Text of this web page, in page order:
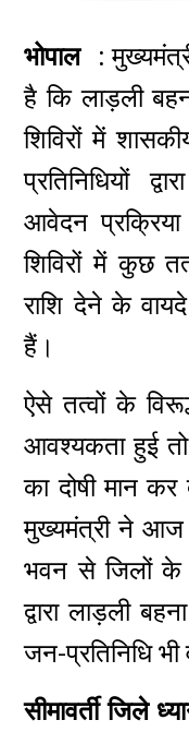
भोपाल :
है कि लाड़ली
शिविरों में
प्रतिनिधियों
आवेदन प्रक्रिया
शिविरों में कुछ
राशि देने के
हैं।
ऐसे तत्वों के
आवश्यकता हुई तो
का दोषी मान कर
मुख्यमंत्री ने आज
भवन से जिलों के
द्वारा लाड़ली
जन-प्रतिनिधि
सीमावर्ती जिले